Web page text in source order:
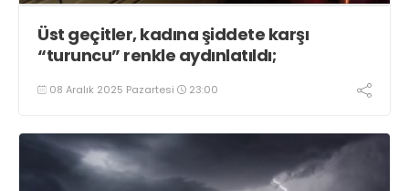
Üst geçitler, kadına şiddete karşı
“turuncu” renkle aydınlatıldı;
08 Aralık 2025 Pazartesi 23:00